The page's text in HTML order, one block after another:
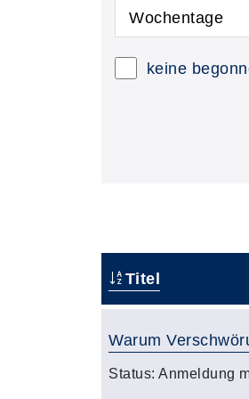
Wochentage
keine
Titel
Warum
Status: Anmeldung